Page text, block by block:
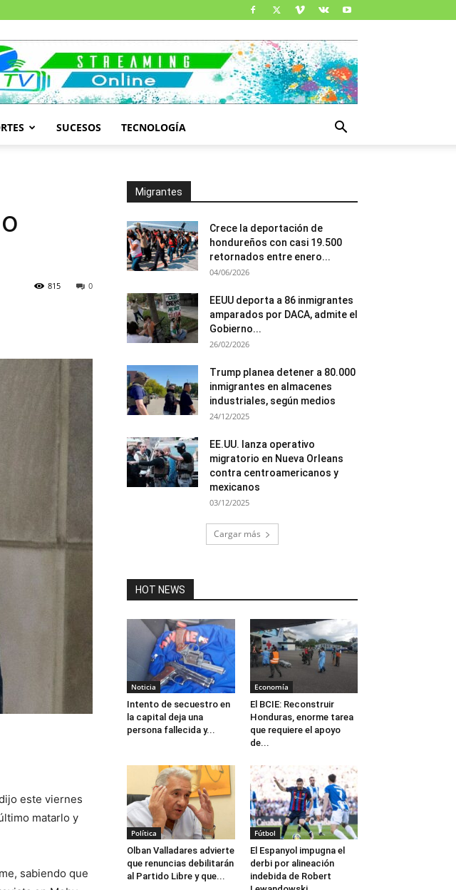
SUCESOS TECNOLOGÍA
0
815
este viernes
matarlo y
sabiendo que
Migrantes
Crece la deportación de
hondureños con casi 19.500
retornados entre enero...
04/06/2026
EEUU deporta a 86 inmigrantes
amparados por DACA, admite el
Gobierno...
26/02/2026
Trump planea detener a 80.000
inmigrantes en almacenes
industriales, según medios
24/12/2025
EE.UU. lanza operativo
migratorio en Nueva Orleans
contra centroamericanos y
mexicanos
03/12/2025
Cargar más
HOT NEWS
Noticia
Intento de secuestro en
la capital deja una
persona fallecida y...
Economía
El BCIE: Reconstruir
Honduras, enorme tarea
que requiere el apoyo
de...
Política
Olban Valladares advierte
que renuncias debilitarán
al Partido Libre y que...
Fútbol
El Espanyol impugna el
derbi por alineación
indebida de Robert